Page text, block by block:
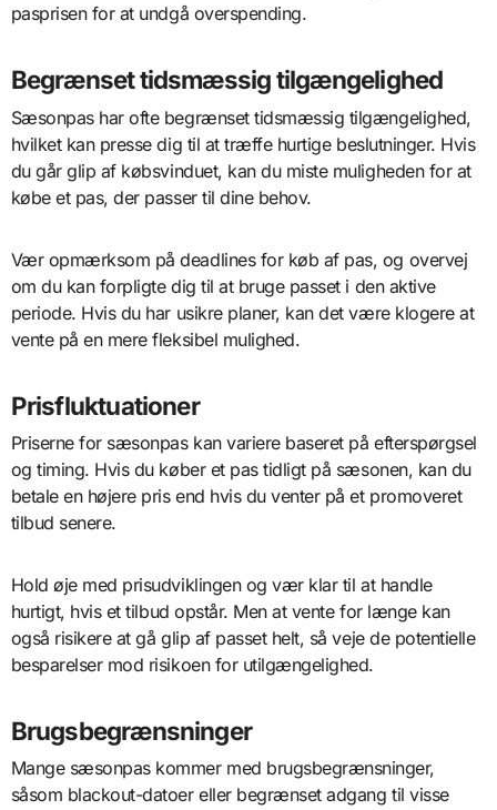
pasprisen for at undgå overspending.
Begrænset tidsmæssig tilgængelighed
Sæsonpas har ofte begrænset tidsmæssig tilgængelighed,
hvilket kan presse dig til at træffe hurtige beslutninger. Hvis
du går glip af købsvinduet, kan du miste muligheden for at
købe et pas, der passer til dine behov.
Vær opmærksom på deadlines for køb af pas, og overvej
om du kan forpligte dig til at bruge passet i den aktive
periode. Hvis du har usikre planer, kan det være klogere at
vente på en mere fleksibel mulighed.
Prisfluktuationer
Priserne for sæsonpas kan variere baseret på efterspørgsel
og timing. Hvis du køber et pas tidligt på sæsonen, kan du
betale en højere pris end hvis du venter på et promoveret
tilbud senere.
Hold øje med prisudviklingen og vær klar til at handle
hurtigt, hvis et tilbud opstår. Men at vente for længe kan
også risikere at gå glip af passet helt, så veje de potentielle
besparelser mod risikoen for utilgængelighed.
Brugsbegrænsninger
Mange sæsonpas kommer med brugsbegrænsninger,
såsom blackout-datoer eller begrænset adgang til visse